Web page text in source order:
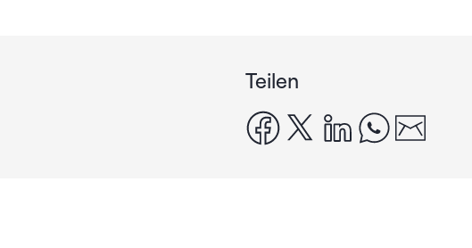
Teilen
facebook
x linkedinwhatsapp